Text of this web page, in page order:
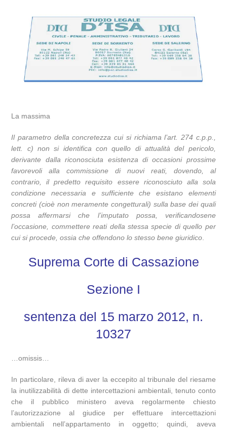
La massima
Il parametro della concretezza cui si richiama l’art. 274 c.p.p.,
lett. c) non si identifica con quello di attualità del pericolo,
derivante dalla riconosciuta esistenza di occasioni prossime
favorevoli alla commissione di nuovi reati, dovendo, al
contrario, il predetto requisito essere riconosciuto alla sola
condizione necessaria e sufficiente che esistano elementi
concreti (cioè non meramente congetturali) sulla base dei quali
possa affermarsi che l’imputato possa, verificandosene
l’occasione, commettere reati della stessa specie di quello per
cui si procede, ossia che offendono lo stesso bene giuridico
Suprema Corte di Cassazione
Sezione I
sentenza del 15 marzo 2012, n.
10327
…omissis…
In particolare, rileva di aver la eccepito al tribunale del riesame
la inutilizzabilità di dette intercettazioni ambientali, tenuto conto
che il pubblico ministero aveva regolarmente chiesto
l’autorizzazione al giudice per effettuare intercettazioni
ambientali nell’appartamento in oggetto; quindi, aveva